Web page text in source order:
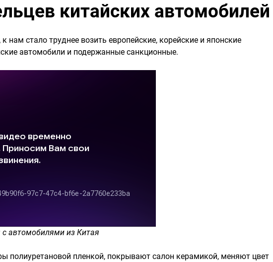
китайских автомобилей
стало труднее возить европейские, корейские и японские
автомобили и подержанные санкционные.
автомобилями из Китая
пленкой, покрывают салон керамикой, меняют цвет